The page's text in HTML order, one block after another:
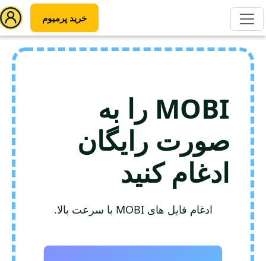
خرید پرمیوم
MOBI را به
صورت رایگان
ادغام کنید
ادغام فایل های MOBI با سرعت بالا.